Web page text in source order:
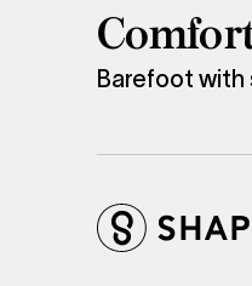
Barefoot with